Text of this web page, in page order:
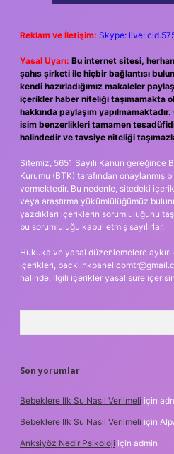
Reklam ve İletişim: Skype:
Yasal Uyarı: Bu internet sitesi,
şahıs şirketi ile hiçbir bağlantısı
kendi hazırladığımız makaleler
içerikler haber niteliği taşımamakta
hakkında paylaşım
isim benzerlikleri tamamen
halindedir ve tavsiye niteliği
Sitemiz, 5651 Sayılı Kanun gereğince
Kurumu (BTK) tarafından onaylanmış
vermektedir. Bu nedenle, sitedeki
veya araştırma yükümlülüğümüz
yazdıkları içeriklerin sorumluluğunu
bu sorumluluğu kabul etmiş sayılırlar.
Hukuka ve yasal düzenlemelere
içerikleri,
halinde, ilgili içerikler yasal süre
Son yorumlar
Bebeklere Ilk Su Nasıl Verilmeli için
Bebeklere Ilk Su Nasıl Verilmeli için
Anksiyöz Nedir Psikoloji için admin